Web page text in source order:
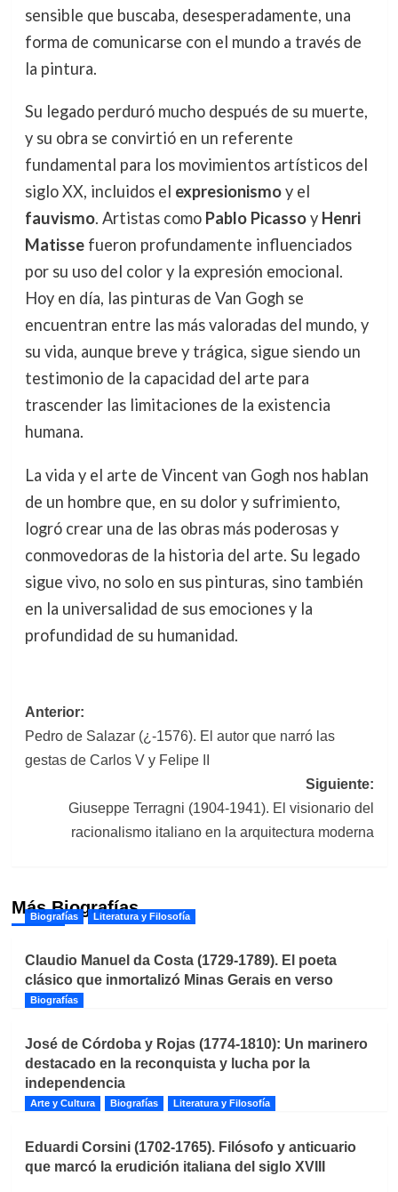
sensible que buscaba, desesperadamente, una
forma de comunicarse con el mundo a través de
la pintura.
Su legado perduró mucho después de su muerte,
y su obra se convirtió en un referente
fundamental para los movimientos artísticos del
siglo XX, incluidos el expresionismoy el
fauvismo. Artistas como Pablo Picassoy Henri
Matissefueron profundamente influenciados
por su uso del color y la expresión emocional.
Hoy en día, las pinturas de Van Gogh se
encuentran entre las más valoradas del mundo, y
su vida, aunque breve y trágica, sigue siendo un
testimonio de la capacidad del arte para
trascender las limitaciones de la existencia
humana.
La vida y el arte de Vincent van Gogh nos hablan
de un hombre que, en su dolor y sufrimiento,
logró crear una de las obras más poderosas y
conmovedoras de la historia del arte. Su legado
sigue vivo, no solo en sus pinturas, sino también
en la universalidad de sus emociones y la
profundidad de su humanidad.
Navegación
de
entradas
Anterior:
Pedro de Salazar (¿-1576). El autor que narró las
gestas de Carlos V y Felipe II
Siguiente:
Giuseppe Terragni (1904-1941). El visionario del
racionalismo italiano en la arquitectura moderna
Más Biografías
Biografías Literatura y Filosofía
Claudio Manuel da Costa (1729-1789). El poeta
clásico que inmortalizó Minas Gerais en verso
Biografías
José de Córdoba y Rojas (1774-1810): Un marinero
destacado en la reconquista y lucha por la
independencia
Arte y Cultura Biografías Literatura y Filosofía
Eduardi Corsini (1702-1765). Filósofo y anticuario
que marcó la erudición italiana del siglo XVIII